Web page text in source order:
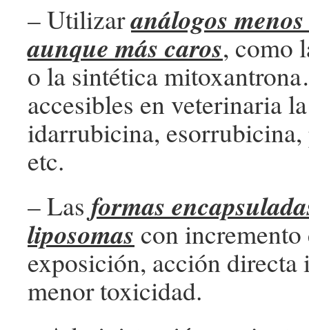
– Utilizaranálogos
aunque más caros, como
o la sintética
accesibles en veterinaria
idarrubicina,
etc.
– Las formas
liposomas con
exposición, acción
menor toxicidad.